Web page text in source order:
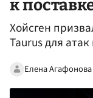
к
Хойсген
Taurus для
Елена Агафонова